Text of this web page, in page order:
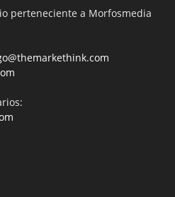
perteneciente a Morfosmedia